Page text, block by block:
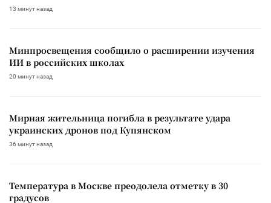
13 минут назад
Минпросвещения сообщило о расширении изучения
ИИ в российских школах
20 минут назад
Мирная жительница погибла в результате удара
украинских дронов под Купянском
36 минут назад
Температура в Москве преодолела отметку в 30
градусов